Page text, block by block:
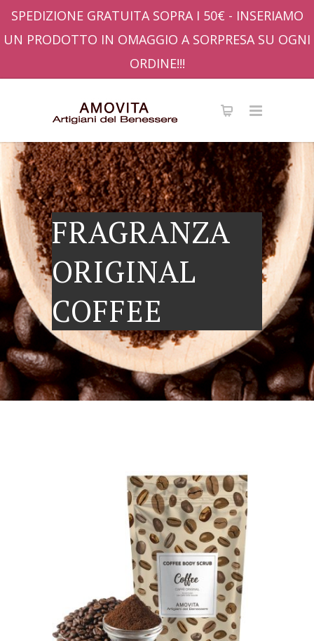
SPEDIZIONE GRATUITA SOPRA I 50€ - INSERIAMO
UN PRODOTTO IN OMAGGIO A SORPRESA SU OGNI
ORDINE!!!
FRAGRANZA
ORIGINAL
COFFEE